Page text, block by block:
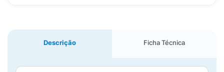
Descrição Ficha Técnica